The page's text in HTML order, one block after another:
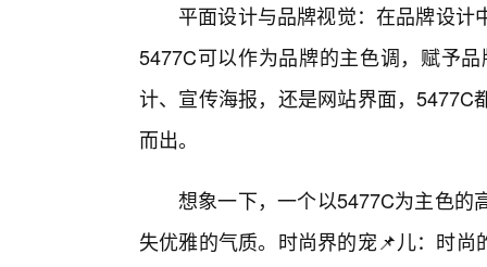
平面设计与品牌视觉：在品牌设
5477C可以作为品牌的主色调，赋予
计、宣传海报，还是网站界面，
而出。
想象一下，一个以5477C为主色的
失优雅的气质。时尚界的宠📌儿：时